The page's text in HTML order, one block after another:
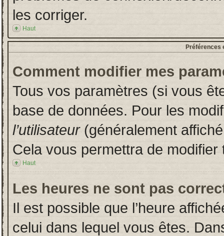
les corriger.
Haut
Préférences
Comment modifier mes
Tous vos paramètres (si vous
base de données. Pour les
l’utilisateur(généralement
Cela vous permettra de
Haut
Les heures ne sont pas
Il est possible que l’heure
celui dans lequel vous êtes.